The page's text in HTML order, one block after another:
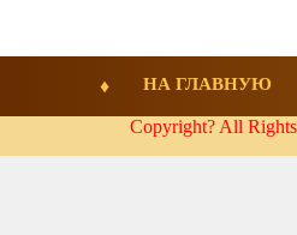
НА ГЛАВНУЮ
Copyright? All